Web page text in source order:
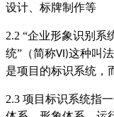
设计
标牌制作等
2.2 “企业形象识别系
统”（简称VI)这种叫
是项目的标识系统，
2.3 项目标识系统指